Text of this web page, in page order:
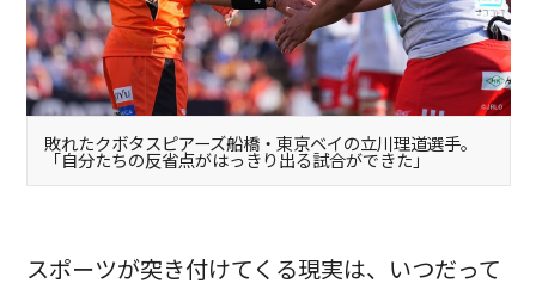
敗れたクボタスピアーズ船橋・東京ベイの立川理道選手。
「自分たちの反省点がはっきり出る試合ができた」
スポーツが突き付けてくる現実は、いつだって